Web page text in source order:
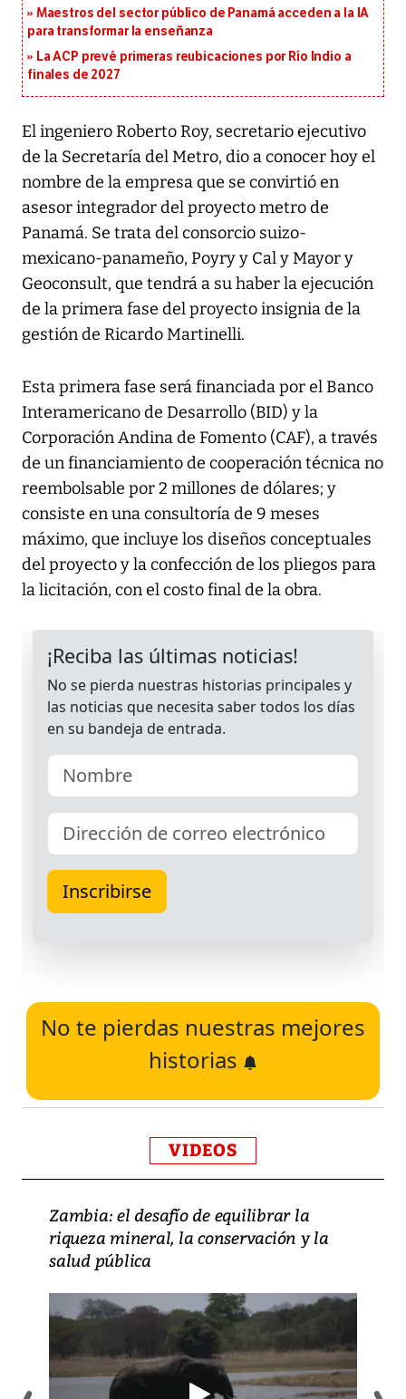
Maestros del sector público de Panamá acceden a la IA
para transformar la enseñanza
La ACP prevé primeras reubicaciones por Río Indio a
finales de 2027
El ingeniero Roberto Roy, secretario ejecutivo
de la Secretaría del Metro, dio a conocer hoy el
nombre de la empresa que se convirtió en
asesor integrador del proyecto metro de
Panamá. Se trata del consorcio suizo-
mexicano-panameño, Poyry y Cal y Mayor y
Geoconsult, que tendrá a su haber la ejecución
de la primera fase del proyecto insignia de la
gestión de Ricardo Martinelli.
Esta primera fase será financiada por el Banco
Interamericano de Desarrollo (BID) y la
Corporación Andina de Fomento (CAF), a través
de un financiamiento de cooperación técnica no
reembolsable por 2 millones de dólares; y
consiste en una consultoría de 9 meses
máximo, que incluye los diseños conceptuales
del proyecto y la confección de los pliegos para
la licitación, con el costo final de la obra.
No te pierdas nuestras mejores
historias
VIDEOS
Zambia: el desafío de equilibrar la
riqueza mineral, la conservación y la
salud pública